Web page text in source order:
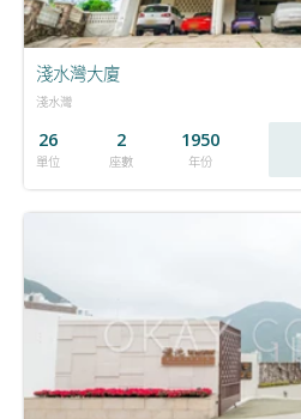
淺水灣大廈
淺水灣
26
單位
2
座數
1950
年份